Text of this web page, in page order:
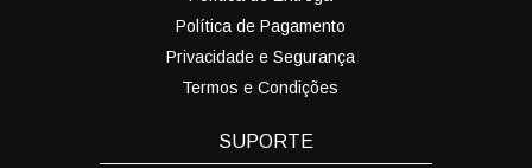
Política de Pagamento
Privacidade e Segurança
Termos e Condições
SUPORTE